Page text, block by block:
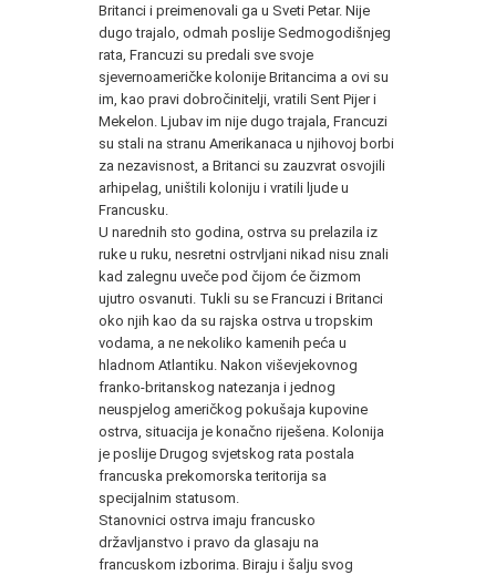
Britanci i preimenovali ga u Sveti Petar. Nije
dugo trajalo, odmah poslije Sedmogodišnjeg
rata, Francuzi su predali sve svoje
sjevernoameričke kolonije Britancima a ovi su
im, kao pravi dobročinitelji, vratili Sent Pijer i
Mekelon. Ljubav im nije dugo trajala, Francuzi
su stali na stranu Amerikanaca u njihovoj borbi
za nezavisnost, a Britanci su zauzvrat osvojili
arhipelag, uništili koloniju i vratili ljude u
Francusku.
U narednih sto godina, ostrva su prelazila iz
ruke u ruku, nesretni ostrvljani nikad nisu znali
kad zalegnu uveče pod čijom će čizmom
ujutro osvanuti. Tukli su se Francuzi i Britanci
oko njih kao da su rajska ostrva u tropskim
vodama, a ne nekoliko kamenih peća u
hladnom Atlantiku. Nakon viševjekovnog
franko-britanskog natezanja i jednog
neuspjelog američkog pokušaja kupovine
ostrva, situacija je konačno riješena. Kolonija
je poslije Drugog svjetskog rata postala
francuska prekomorska teritorija sa
specijalnim statusom.
Stanovnici ostrva imaju francusko
državljanstvo i pravo da glasaju na
francuskom izborima. Biraju i šalju svog